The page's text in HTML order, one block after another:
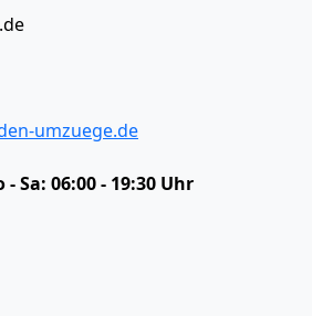
umzuege.de
- Sa: 06:00 - 19:30 Uhr